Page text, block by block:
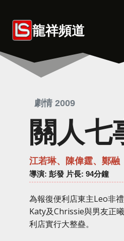
content 龍祥頻道
劇情 2009
關人七
江若琳、陳偉霆、鄭融
導演: 彭發 片長: 94分鐘
為報復便利店東主Leo非
Katy及Chrissie與男友正
利店實行大整蠱。